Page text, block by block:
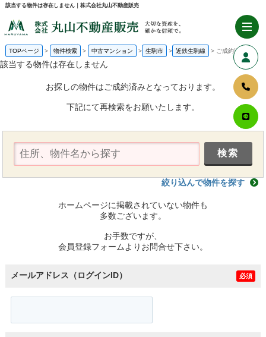
該当する物件は存在しません｜株式会社丸山不動産販売
TOPページ 物件検索 中古マンション 生駒市 近鉄生駒線 ご成約済み
該当する物件は存在しません
お探しの物件はご成約済みとなっております。
下記にて再検索をお願いたします。
絞り込んで物件を探す
ホームページに掲載されていない物件も
多数ございます。
お手数ですが、
会員登録フォームよりお問合せ下さい。
メールアドレス（ログインID） 必須